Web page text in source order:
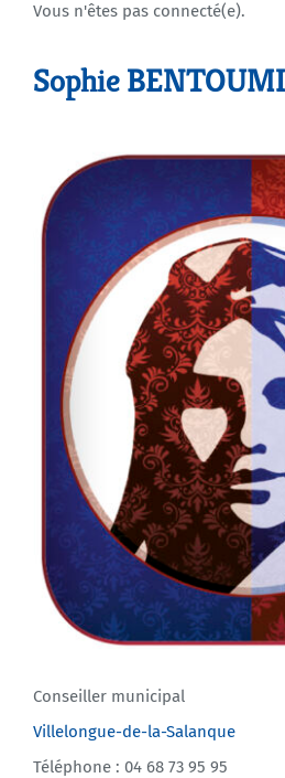
Agenda
Vous n'êtes pas connecté(e).
Sophie
Conseiller municipal
Villelongue-de-la-Salanque
Téléphone : 04 68 73 95 95